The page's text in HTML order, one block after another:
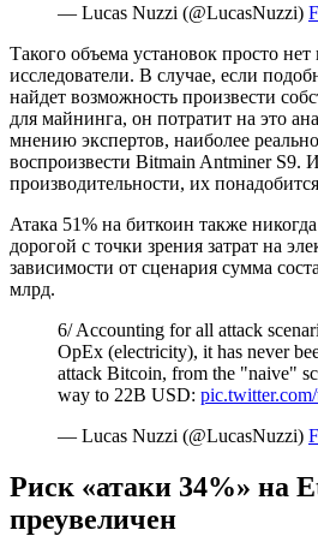
— Lucas Nuzzi (@LucasNuzzi)
Такого объема установок просто
исследователи. В случае, если
найдет возможность произвести
для майнинга, он потратит на это
мнению экспертов, наиболее
воспроизвести Bitmain Antminer S9.
производительности, их
Атака 51% на биткоин также
дорогой с точки зрения затрат на
зависимости от сценария сумма
млрд.
6/ Accounting for all attack
OpEx (electricity), it has never
attack Bitcoin, from the "naive"
way to 22B USD:
— Lucas Nuzzi (@LucasNuzzi)
Риск «атаки 34%» на
преувеличен